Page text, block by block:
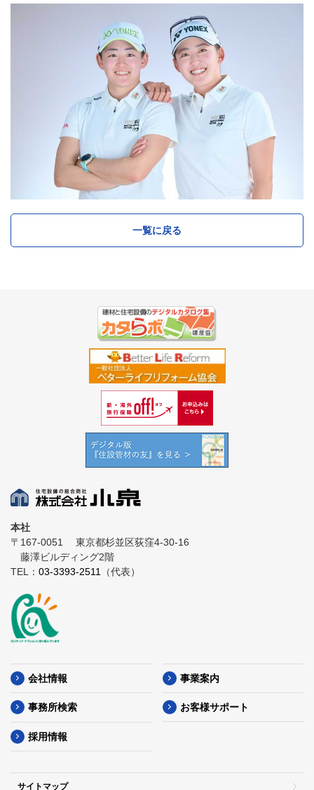
一覧に戻る
本社
〒167-0051
東京都杉並区荻窪4-30-16
藤澤ビルディング2階
TEL： 03-3393-2511 （代表）
会社情報 事業案内
事務所検索 お客様サポート
採用情報
サイトマップ